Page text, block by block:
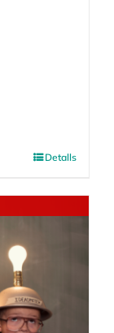
Detalls